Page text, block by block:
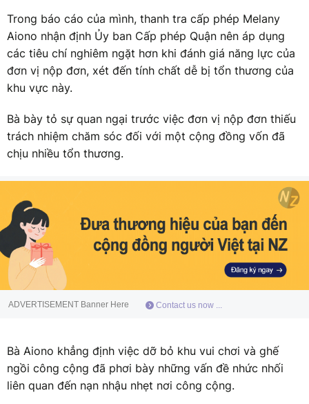
Trong báo cáo của mình, thanh tra cấp phép Melany
Aiono nhận định Ủy ban Cấp phép Quận nên áp dụng
các tiêu chí nghiêm ngặt hơn khi đánh giá năng lực của
đơn vị nộp đơn, xét đến tính chất dễ bị tổn thương của
khu vực này.
Bà bày tỏ sự quan ngại trước việc đơn vị nộp đơn thiếu
trách nhiệm chăm sóc đối với một cộng đồng vốn đã
chịu nhiều tổn thương.
ADVERTISEMENT Banner Here Contact us now ...
Bà Aiono khẳng định việc dỡ bỏ khu vui chơi và ghế
ngồi công cộng đã phơi bày những vấn đề nhức nhối
liên quan đến nạn nhậu nhẹt nơi công cộng.